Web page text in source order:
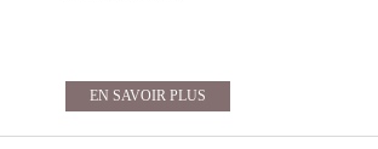
EN SAVOIR PLUS